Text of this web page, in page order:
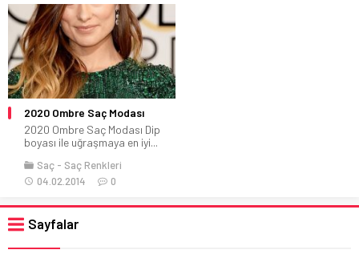
2020 Ombre Saç Modası
2020 Ombre Saç Modası Dip
boyası ile uğraşmaya en iyi...
Saç
Saç Renkleri
04.02.2014
0
Sayfalar